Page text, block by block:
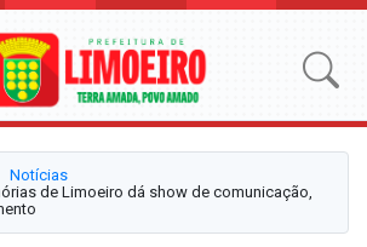
Notícias
de Limoeiro dá show de comunicação,